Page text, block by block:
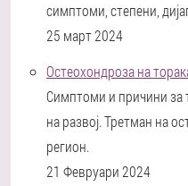
симптоми, степени,
25 март 2024
Остеохондроза на
Симптоми и причини за
на развој. Третман на
регион.
21 Февруари 2024